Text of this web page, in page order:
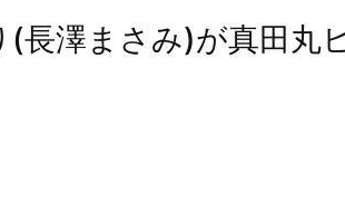
(長澤まさみ)が真田丸